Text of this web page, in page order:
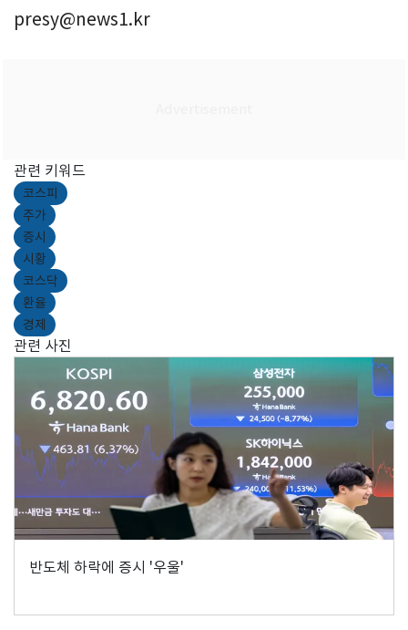
presy@news1.kr
관련 키워드
코스피
주가
증시
시황
코스닥
환율
경제
관련 사진
반도체 하락에 증시 '우울'